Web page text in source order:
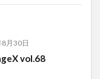
月30日
vol.68